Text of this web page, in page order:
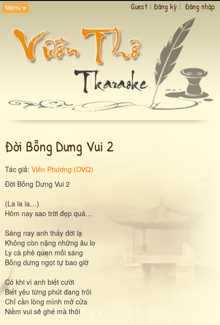
Menu Guest | Đăng ký | Đăng nhập
Đời Bỗng Dưng Vui 2
Tác giả: Viễn Phương (OVQ)
Đời Bỗng Dưng Vui 2
(La la la…)
Hôm nay sao trời đẹp quá…
Sáng nay anh thấy đời lạ
Không còn nặng những âu lo
Ly cà phê quen mỗi sáng
Bỗng dưng ngọt tự bao giờ
Có khi vì anh biết cười
Biết yêu từng phút đang trôi
Chỉ cần lòng mình mở cửa
Niềm vui sẽ ghé mà thôi